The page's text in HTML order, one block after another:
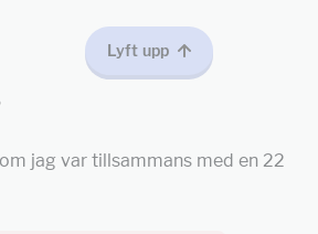
Lyft upp
jag var tillsammans med en 22